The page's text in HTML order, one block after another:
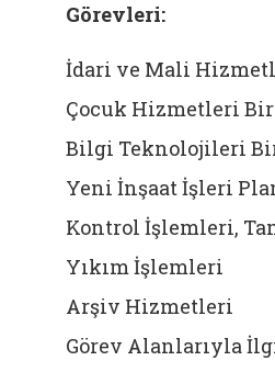
Görevleri:
İdari ve Mali
Çocuk Hizmetleri
Bilgi Teknolojileri
Yeni İnşaat İşleri
Kontrol İşlemleri,
Yıkım İşlemleri
Arşiv Hizmetleri
Görev Alanlarıyla